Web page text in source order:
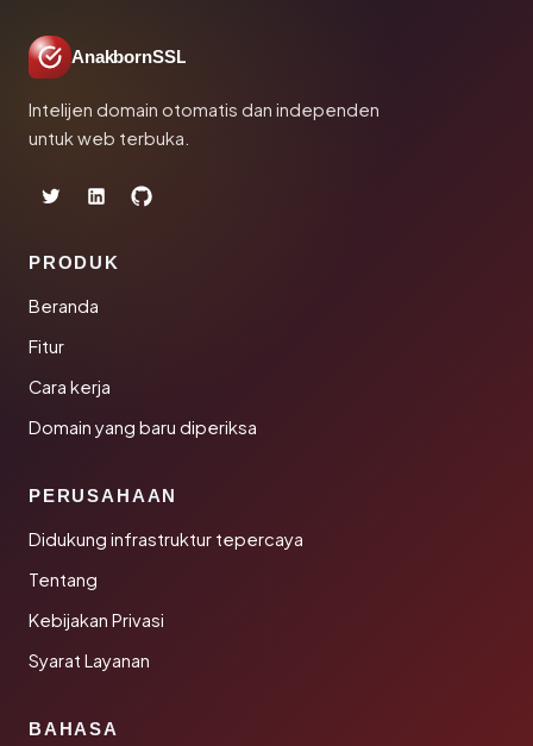
AnakbornSSL
Intelijen domain otomatis dan independen
untuk web terbuka.
PRODUK
Beranda
Fitur
Cara kerja
Domain yang baru diperiksa
PERUSAHAAN
Didukung infrastruktur tepercaya
Tentang
Kebijakan Privasi
Syarat Layanan
BAHASA